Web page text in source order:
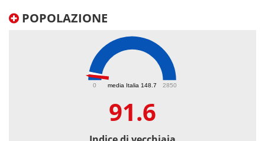
POPOLAZIONE
media Italia 148.7
0 2850
91.6